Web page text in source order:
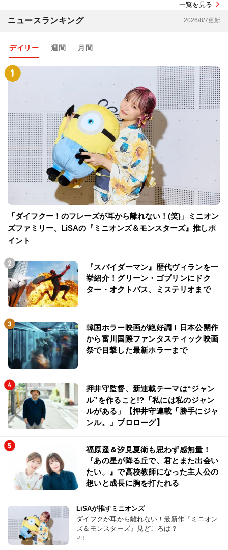
一覧を見る
ニュースランキング 2026/8/7更新
デイリー 週間 月間
「ダイフクー！のフレーズが耳から離れない！(笑)」ミニオン
ズファミリー、LiSAの『ミニオンズ＆モンスターズ』推しポ
イント
『スパイダーマン』歴代ヴィランを一
挙紹介！グリーン・ゴブリンにドク
ター・オクトパス、ミステリオまで
韓国ホラー映画が絶好調！日本公開作
から富川国際ファンタスティック映画
祭で目撃した最新ホラーまで
押井守監督、新連載テーマは“ジャン
ル”を作ること!?「私には私のジャン
ルがある」【押井守連載「勝手にジャ
ンル。」プロローグ】
福原遥＆汐見夏衛も思わず感無量！
『あの星が降る丘で、君とまた出会い
たい。』で高校教師になった主人公の
想いと成長に胸を打たれる
LiSAが推すミニオンズ
ダイフクが耳から離れない！最新作『ミニオン
ズ＆モンスターズ』見どころは？
PR